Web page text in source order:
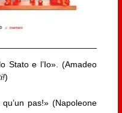
Stato e l’Io». (Amadeo
)
pas!» (Napoleone